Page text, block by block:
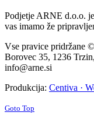
Podjetje ARNE d.o.o.
vas imamo že
Vse pravice pridržane
Borovec 35, 1236
info@arne.si
Produkcija: Centiva ·
Goto Top